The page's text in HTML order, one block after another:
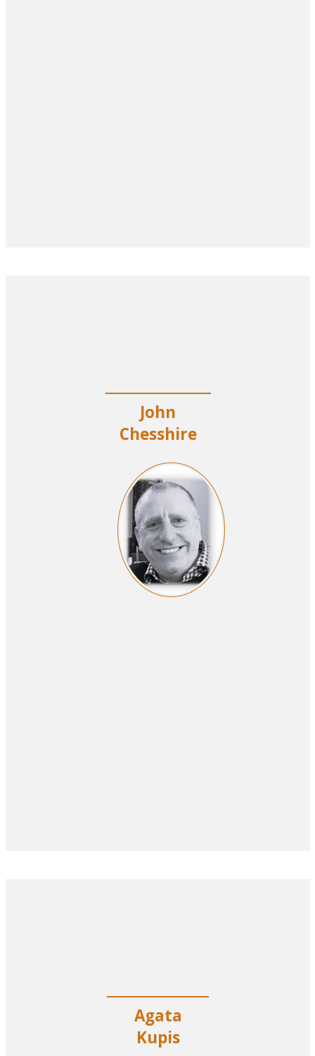
John
Chesshire
Agata
Kupis